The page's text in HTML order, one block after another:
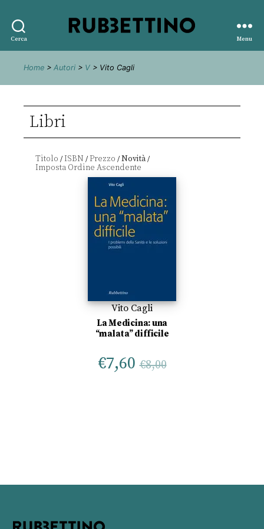
Cerca
editore
Menu
Home > Autori > V > Vito Cagli
Libri
Titolo /ISBN /Prezzo /Novità/
Vito Cagli
La Medicina: una
“malata” difficile
€7,60 €8,00